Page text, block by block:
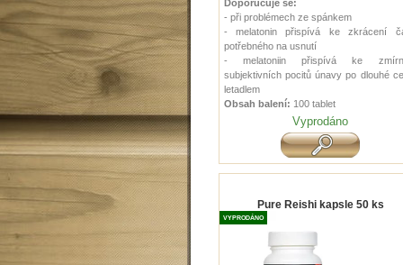
Doporučuje se:
- při problémech ze spánkem
- melatonin přispívá ke zkrácení
potřebného na usnutí
- melatoniin přispívá ke
subjektivních pocitů únavy po dlouhé
letadlem
Obsah balení: 100 tablet
Vyprodáno
Pure Reishi kapsle 50 ks
VYPRODÁNO